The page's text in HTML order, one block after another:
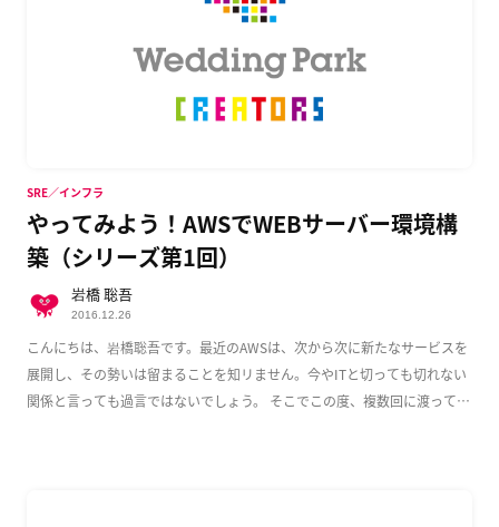
やってみよう！AWSでWEBサーバー環境構
築（シリーズ第1回）
こんにちは、岩橋聡吾です。最近のAWSは、次から次に新たなサービスを
展開し、その勢いは留まることを知リません。今やITと切っても切れない
関係と言っても過言ではないでしょう。 そこでこの度、複数回に渡って
SRE／インフラ
岩橋 聡吾
2016.12.26